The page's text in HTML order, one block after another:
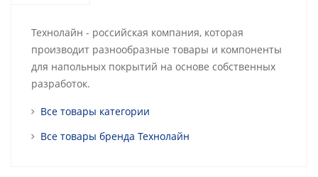
Технолайн - российская компания, которая
производит разнообразные товары и компоненты
для напольных покрытий на основе собственных
разработок.
Все товары категории
Все товары бренда Технолайн